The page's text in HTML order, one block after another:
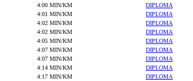
4:00 MIN/KM
DIPLOMA
4:01 MIN/KM
DIPLOMA
4:02 MIN/KM
DIPLOMA
4:02 MIN/KM
DIPLOMA
4:05 MIN/KM
DIPLOMA
4:07 MIN/KM
DIPLOMA
4:07 MIN/KM
DIPLOMA
4:14 MIN/KM
DIPLOMA
4:17 MIN/KM
DIPLOMA